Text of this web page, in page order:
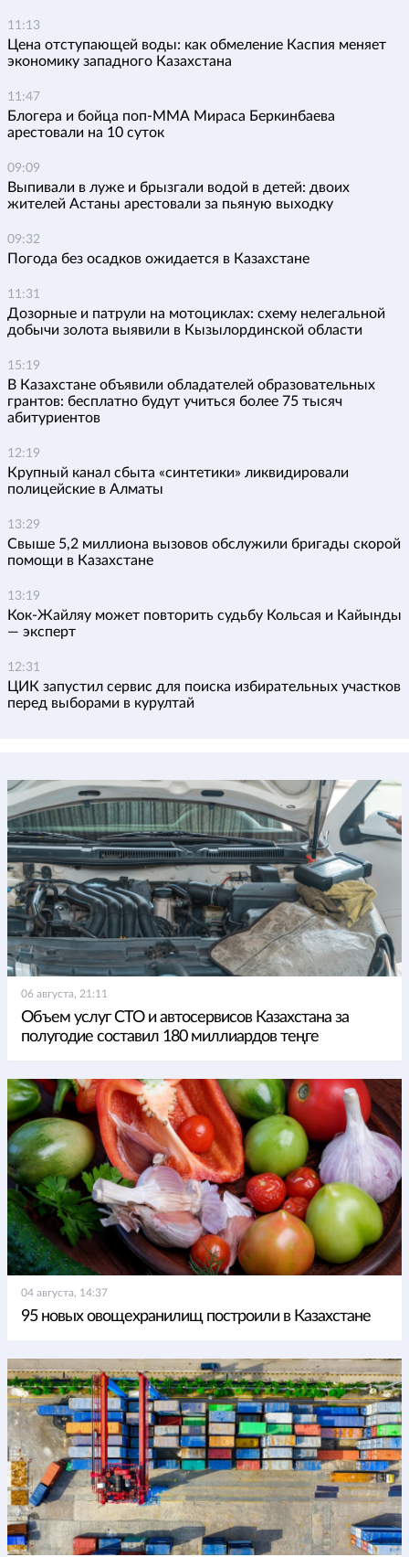
11:13
Цена отступающей воды: как обмеление Каспия меняет
экономику западного Казахстана
11:47
Блогера и бойца поп-ММА Мираса Беркинбаева
арестовали на 10 суток
09:09
Выпивали в луже и брызгали водой в детей: двоих
жителей Астаны арестовали за пьяную выходку
09:32
Погода без осадков ожидается в Казахстане
11:31
Дозорные и патрули на мотоциклах: схему нелегальной
добычи золота выявили в Кызылординской области
15:19
В Казахстане объявили обладателей образовательных
грантов: бесплатно будут учиться более 75 тысяч
абитуриентов
12:19
Крупный канал сбыта «синтетики» ликвидировали
полицейские в Алматы
13:29
Свыше 5,2 миллиона вызовов обслужили бригады скорой
помощи в Казахстане
13:19
Кок-Жайляу может повторить судьбу Кольсая и Кайынды
— эксперт
12:31
ЦИК запустил сервис для поиска избирательных участков
перед выборами в курултай
06 августа, 21:11
Объем услуг СТО и автосервисов Казахстана за
полугодие составил 180 миллиардов теңге
04 августа, 14:37
95 новых овощехранилищ построили в Казахстане